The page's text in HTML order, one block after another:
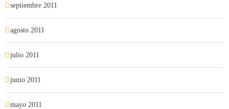
septiembre 2011
agosto 2011
julio 2011
junio 2011
mayo 2011